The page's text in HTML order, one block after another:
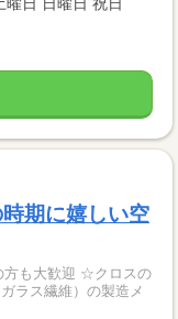
曜日 日曜日 祝日
時期に嬉しい空
も大歓迎 ☆クロスの